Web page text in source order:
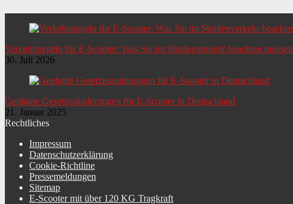
Verkehrsregeln für E-Scooter: Was Sie im Straßenverkehr beachten müssen
30. Juli 2026
Geplante Gesetzesänderungen für E-Scooter in Deutschland
21. Januar 2025
Rechtliches
Impressum
Datenschutzerklärung
Cookie-Richtline
Pressemeldungen
Sitemap
E-Scooter mit über 120 KG Tragkraft